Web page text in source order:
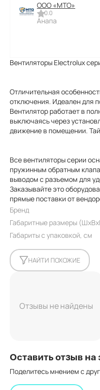
ООО «МТО»
0.0
Анапа
Вентиляторы Electrolux
Отличительная
отключения. Идеален для
Вентилятор работает в
выключаясь через
движение в помещении.
Все вентиляторы серии
пружинным обратным
выводом с разъемом для
Заказывайте это
прямые поставки от
Бренд
Габаритные размеры
Габариты с упаковкой, см
НАЙТИ ПОХОЖИЕ
Отзывы не найдены
Оставить отзыв на
Поделитесь мнением с